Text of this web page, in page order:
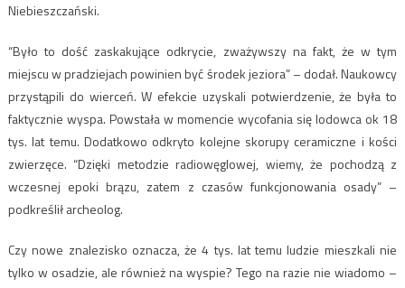
Niebieszczański.
“Było to dość zaskakujące odkrycie, zważywszy na fakt, że w tym
miejscu w pradziejach powinien być środek jeziora” – dodał. Naukowcy
przystąpili do wierceń. W efekcie uzyskali potwierdzenie, że była to
faktycznie wyspa. Powstała w momencie wycofania się lodowca ok 18
tys. lat temu. Dodatkowo odkryto kolejne skorupy ceramiczne i kości
zwierzęce. “Dzięki metodzie radiowęglowej, wiemy, że pochodzą z
wczesnej epoki brązu, zatem z czasów funkcjonowania osady” –
podkreślił archeolog.
Czy nowe znalezisko oznacza, że 4 tys. lat temu ludzie mieszkali nie
tylko w osadzie, ale również na wyspie? Tego na razie nie wiadomo –